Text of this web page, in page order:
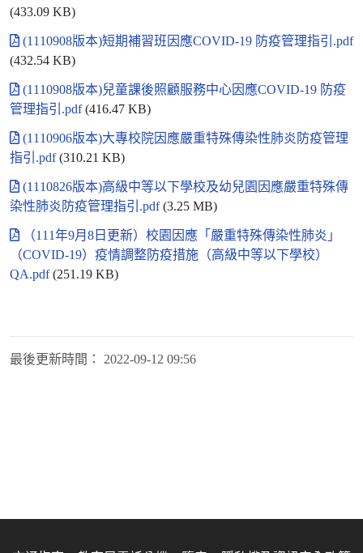
(433.09 KB)
(1110908版本)短期補習班因應COVID-19 防疫管理指引.pdf
(432.54 KB)
(1110908版本)兒童課後照顧服務中心因應COVID-19 防疫
管理指引.pdf(416.47 KB)
(1110906版本)大專校院因應嚴重特殊傳染性肺炎防疫管理
指引.pdf(310.21 KB)
(1110826版本)高級中等以下學校及幼兒園因應嚴重特殊傳
染性肺炎防疫管理指引.pdf(3.25 MB)
（111年9月8日更新）校園因應「嚴重特殊傳染性肺炎」
（COVID-19）疫情調整防疫措施（高級中等以下學校）
QA.pdf(251.19 KB)
最後更新時間： 2022-09-12 09:56